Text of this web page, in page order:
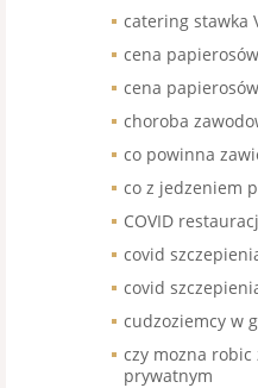
catering stawka
cena papierosów
cena
choroba
co powinna
co z jedzeniem
COVID
covid
covid
cudzoziemcy w
czy mozna robic
prywatnym